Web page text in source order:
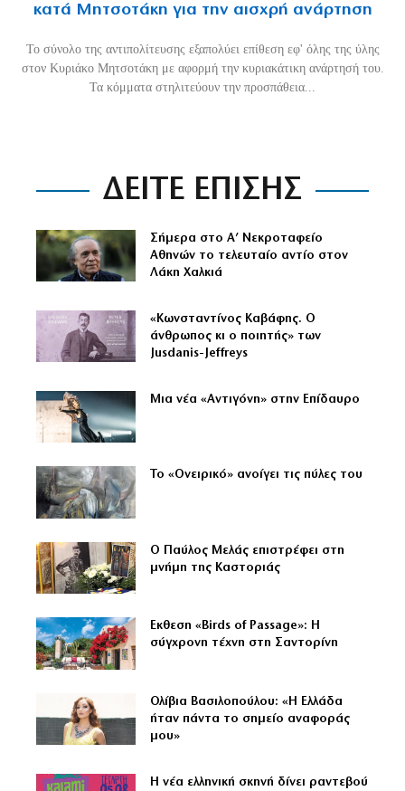
κατά Μητσοτάκη για την αισχρή ανάρτηση
Το σύνολο της αντιπολίτευσης εξαπολύει επίθεση εφ' όλης της ύλης
στον Κυριάκο Μητσοτάκη με αφορμή την κυριακάτικη ανάρτησή του.
Τα κόμματα στηλιτεύουν την προσπάθεια...
ΔΕΙΤΕ ΕΠΙΣΗΣ
Σήμερα στο Α’ Νεκροταφείο
Αθηνών το τελευταίο αντίο στον
Λάκη Χαλκιά
«Κωνσταντίνος Καβάφης. Ο
άνθρωπος κι ο ποιητής» των
Jusdanis-Jeffreys
Μια νέα «Αντιγόνη» στην Επίδαυρο
Το «Ονειρικό» ανοίγει τις πύλες του
Ο Παύλος Μελάς επιστρέφει στη
μνήμη της Καστοριάς
Εκθεση «Birds of Passage»: Η
σύγχρονη τέχνη στη Σαντορίνη
Ολίβια Βασιλοπούλου: «Η Ελλάδα
ήταν πάντα το σημείο αναφοράς
μου»
Η νέα ελληνική σκηνή δίνει ραντεβού